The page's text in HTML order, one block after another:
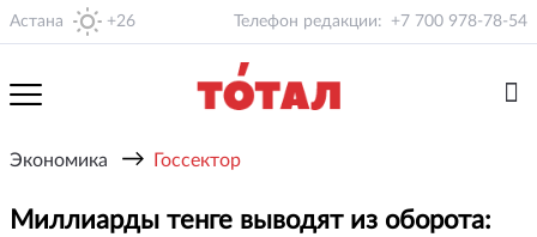
Астана +26 Телефон редакции: +7 700 978-78-54
Экономика → Госсектор
Миллиарды тенге выводят из оборота: